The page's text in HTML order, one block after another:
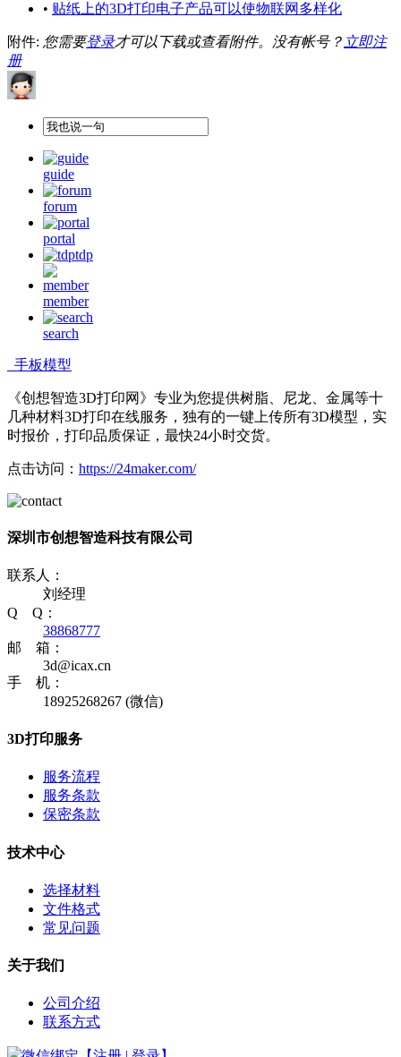
• 贴纸上的3D打印电子产品可以使物联网多样化
附件: 您需要登录才可以下载或查看附件。没有帐号？ 立即注
册
guide
forum
portal
tdp
member
search
手板模型
《创想智造3D打印网》专业为您提供树脂、尼龙、金属等十
几种材料3D打印在线服务，独有的一键上传所有3D模型，实
时报价，打印品质保证，最快24小时交货。
点击访问： https://24maker.com/
深圳市创想智造科技有限公司
联系人：
刘经理
Q Q：
38868777
邮 箱：
3d@icax.cn
手 机：
18925268267 (微信)
3D打印服务
服务流程
服务条款
保密条款
技术中心
选择材料
文件格式
常见问题
关于我们
公司介绍
联系方式